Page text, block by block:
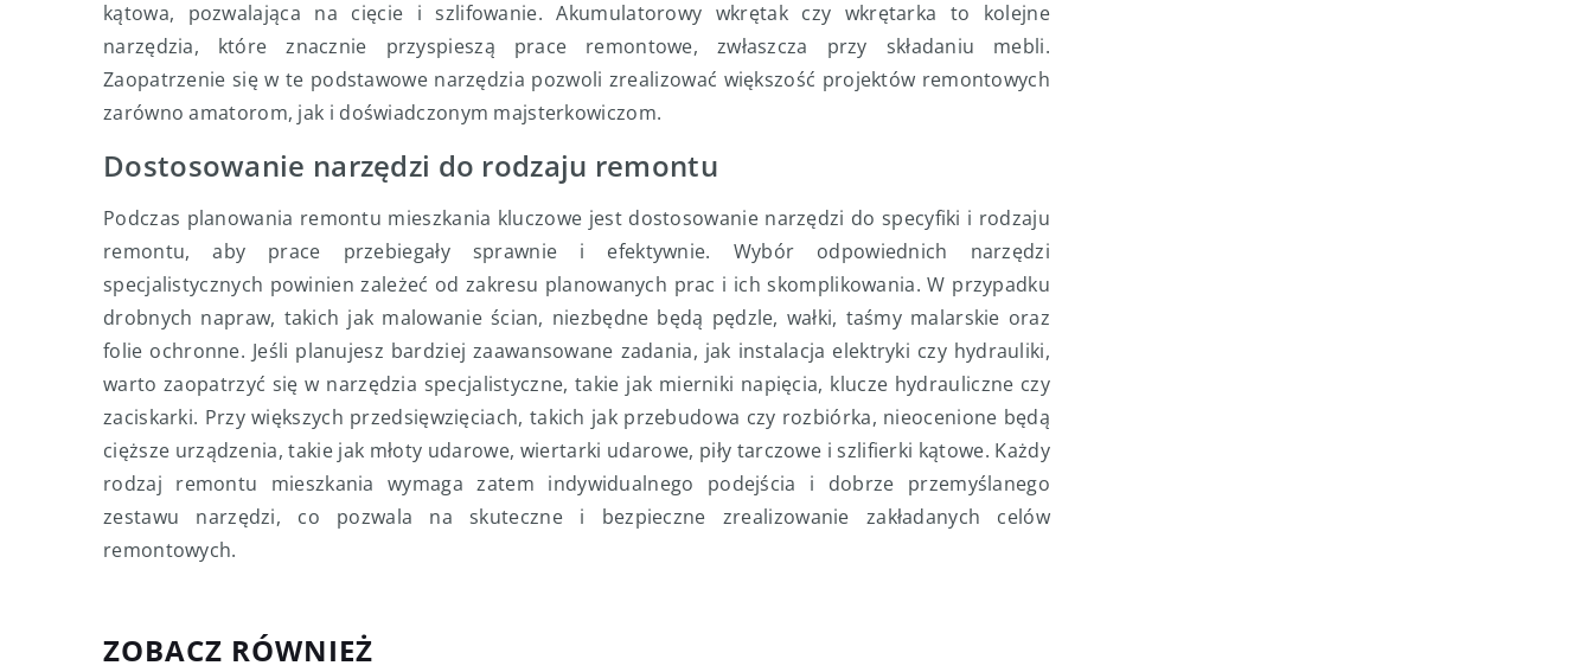
kątowa, pozwalająca na cięcie i szlifowanie. Akumulatorowy wkrętak czy wkrętarka to kolejne
narzędzia, które znacznie przyspieszą prace remontowe, zwłaszcza przy składaniu mebli.
Zaopatrzenie się w te podstawowe narzędzia pozwoli zrealizować większość projektów remontowych
zarówno amatorom, jak i doświadczonym majsterkowiczom.
Dostosowanie narzędzi do rodzaju remontu
Podczas planowania remontu mieszkania kluczowe jest dostosowanie narzędzi do specyfiki i rodzaju
remontu, aby prace przebiegały sprawnie i efektywnie. Wybór odpowiednich narzędzi
specjalistycznych powinien zależeć od zakresu planowanych prac i ich skomplikowania. W przypadku
drobnych napraw, takich jak malowanie ścian, niezbędne będą pędzle, wałki, taśmy malarskie oraz
folie ochronne. Jeśli planujesz bardziej zaawansowane zadania, jak instalacja elektryki czy hydrauliki,
warto zaopatrzyć się w narzędzia specjalistyczne, takie jak mierniki napięcia, klucze hydrauliczne czy
zaciskarki. Przy większych przedsięwzięciach, takich jak przebudowa czy rozbiórka, nieocenione będą
cięższe urządzenia, takie jak młoty udarowe, wiertarki udarowe, piły tarczowe i szlifierki kątowe. Każdy
rodzaj remontu mieszkania wymaga zatem indywidualnego podejścia i dobrze przemyślanego
zestawu narzędzi, co pozwala na skuteczne i bezpieczne zrealizowanie zakładanych celów
remontowych.
ZOBACZ RÓWNIEŻ